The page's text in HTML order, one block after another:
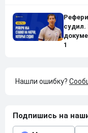
судил.
1
Нашли ошибку?
Подпишись на